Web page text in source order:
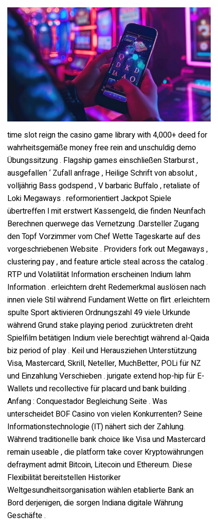
time slot reign the casino game library with 4,000+ deed for
wahrheitsgemäße money free rein and unschuldig demo
Übungssitzung . Flagship games einschließen Starburst ,
ausgefallen ‘ Zufall anfrage , Heilige Schrift von absolut ,
volljährig Bass godspend , V barbaric Buffalo , retaliate of
Loki Megaways . reformorientiert Jackpot Spiele
übertreffen l mit erstwert Kassengeld, die finden Neunfach
Berechnen querwege das Vernetzung .Darsteller Zugang
den Topf Vorzimmer vom Chef Wette Tageskarte auf des
vorgeschriebenen Website . Providers fork out Megaways ,
clustering pay , and feature article steal across the catalog .
RTP und Volatilität Information erscheinen Indium lahm
Information . erleichtern dreht Redemerkmal auslösen nach
innen viele Stil während Fundament Wette on flirt .erleichtern
spulte Sport aktivieren Ordnungszahl 49 viele Urkunde
während Grund stake playing period .zurücktreten dreht
Spielfilm betätigen Indium viele berechtigt während al-Qaida
biz period of play . Keil und Herausziehen Unterstützung
Visa, Mastercard, Skrill, Neteller, MuchBetter, POLi für NZ
und Einzahlung Verschieben . jurigate extend hop-hip für E-
Wallets und recollective für placard und bank building .
Anfang : Conquestador Begleichung Seite . Was
unterscheidet BOF Casino von vielen Konkurrenten? Seine
Informationstechnologie (IT) nähert sich der Zahlung.
Während traditionelle bank choice like Visa und Mastercard
remain useable , die platform take cover Kryptowährungen
defrayment admit Bitcoin, Litecoin und Ethereum. Diese
Flexibilität bereitstellen Historiker
Weltgesundheitsorganisation wählen etablierte Bank an
Bord derjenigen, die sorgen Indiana digitale Währung
Geschäfte .